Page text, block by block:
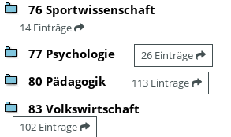
76 Sportwissenschaft
14 Einträge
77 Psychologie 26 Einträge
80 Pädagogik 113 Einträge
83 Volkswirtschaft
102 Einträge